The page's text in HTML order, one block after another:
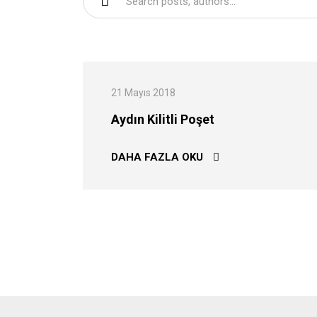
21 Mayıs 2018
Aydın Kilitli Poşet
DAHA FAZLA OKU AYDIN KILITLI POŞET